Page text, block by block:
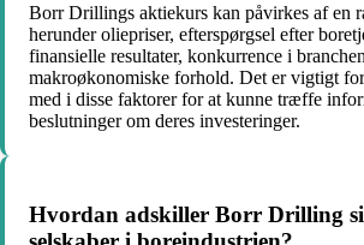
Borr Drillings aktiekurs kan påvirkes af en
herunder oliepriser, efterspørgsel efter
finansielle resultater, konkurrence i
makroøkonomiske forhold. Det er vigtigt
med i disse faktorer for at kunne træffe
beslutninger om deres investeringer.
Hvordan adskiller Borr Drilling